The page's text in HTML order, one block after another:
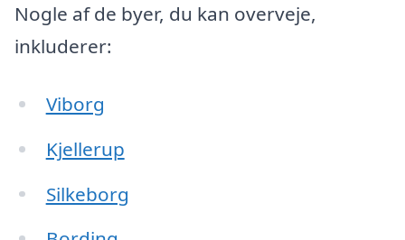
Nogle af de byer, du kan overveje,
inkluderer:
Viborg
Kjellerup
Silkeborg